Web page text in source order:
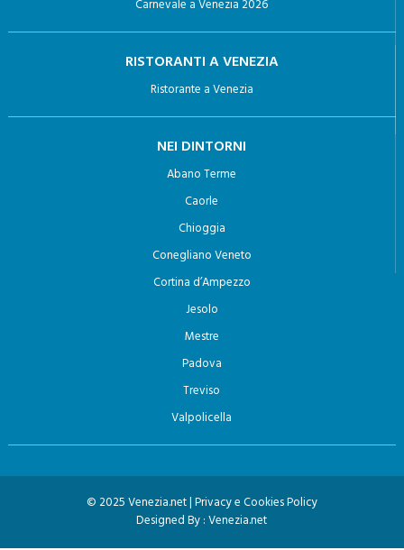
Carnevale a Venezia 2026
RISTORANTI A VENEZIA
Ristorante a Venezia
NEI DINTORNI
Abano Terme
Caorle
Chioggia
Conegliano Veneto
Cortina d’Ampezzo
Jesolo
Mestre
Padova
Treviso
Valpolicella
© 2025 Venezia.net |Privacy e Cookies Policy
Designed By :Venezia.net